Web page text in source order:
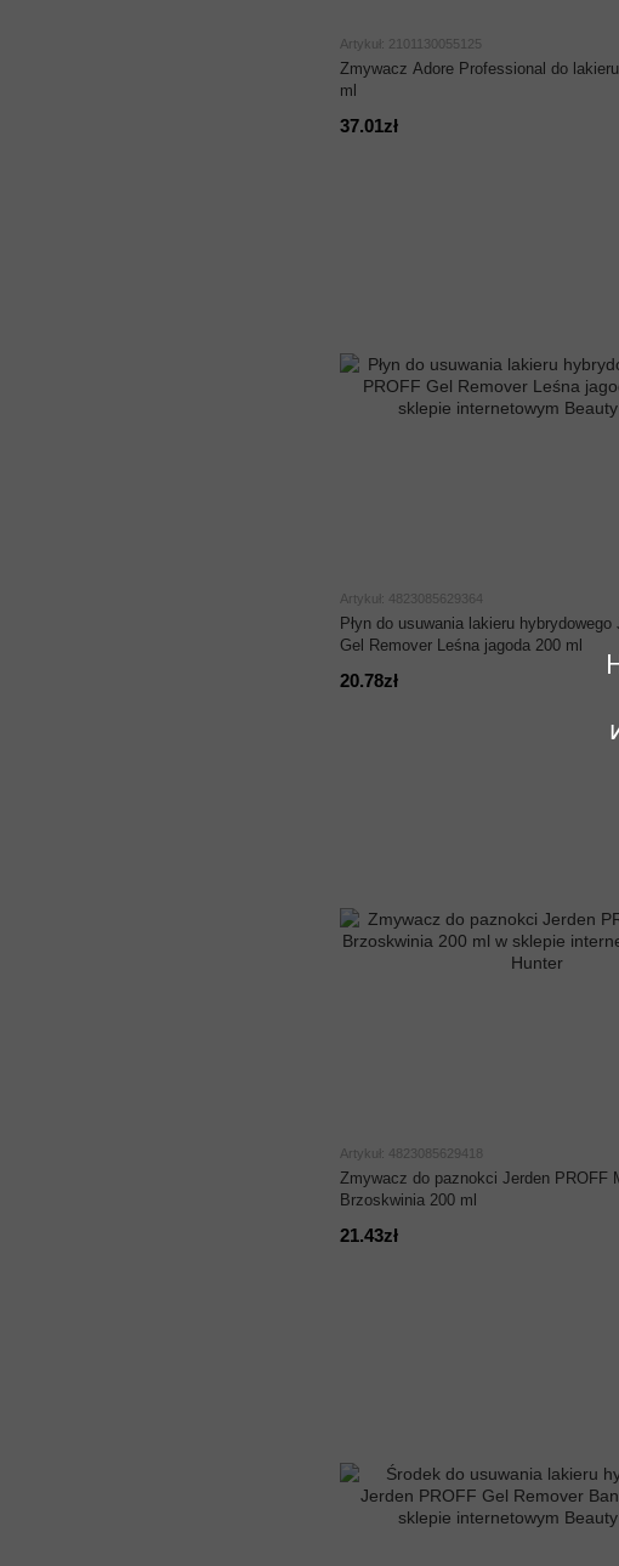
Artykuł: 2101130055125
Zmywacz Adore Professional do
ml
37.01zł
Artykuł: 4823085629364
Płyn do usuwania lakieru
Gel Remover Leśna jagoda 200 ml
20.78zł
Artykuł: 4823085629418
Zmywacz do paznokci Jerden PROFF
Brzoskwinia 200 ml
21.43zł